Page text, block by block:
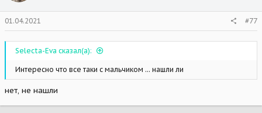
01.04.2021 #77
Selecta-Eva сказал(а):
Интересно что все таки с мальчиком ... нашли ли
нет, не нашли